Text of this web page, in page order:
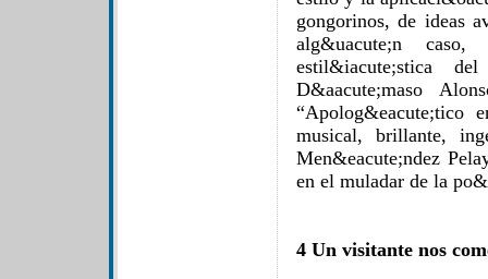
gongorinos, de ideas
alg&uacute;n
estil&iacute;stica
D&aacute;maso
“Apolog&eacute;tico
musical, brillante,
Men&eacute;ndez
en el muladar de la
4 Un visitante nos